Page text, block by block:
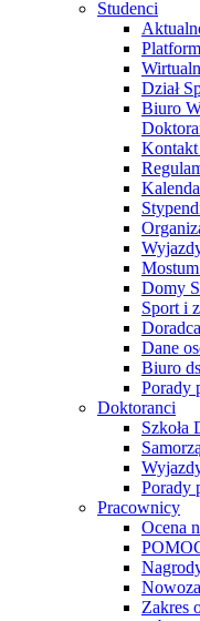
Studenci
Dział
Biuro
Mostum
Domy
Sport i
Dane
Biuro
Porady
Doktoranci
Szkoła
Porady
Pracownicy
Ocena
Zakres